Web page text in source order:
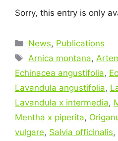
Sorry, this entry is only
Categories
News, Publications
Tags
Arnica montana,
Echinacea angustifolia,
Lavandula angustifolia,
Lavandula x intermedia,
Mentha x piperita,
vulgare, Salvia officinalis,